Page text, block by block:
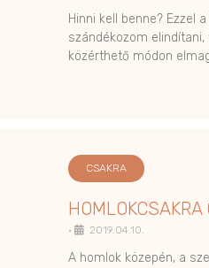
Hinni kell benne? Ezzel
szándékozom
közérthető módon
CSAKRA
• 2019.04.10.
A homlok közepén, a